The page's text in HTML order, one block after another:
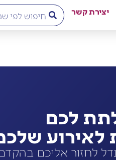
יצירת קשר
לכם
לחזור אליכם